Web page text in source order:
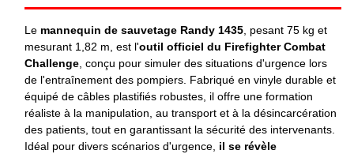
Le mannequin de sauvetage Randy 1435 , pesant 75 kg et
mesurant 1,82 m, est l'outil officiel du Firefighter Combat
Challenge , conçu pour simuler des situations d'urgence lors
de l'entraînement des pompiers. Fabriqué en vinyle durable et
équipé de câbles plastifiés robustes, il offre une formation
réaliste à la manipulation, au transport et à la désincarcération
des patients, tout en garantissant la sécurité des intervenants.
Idéal pour divers scénarios d'urgence, il se révèle